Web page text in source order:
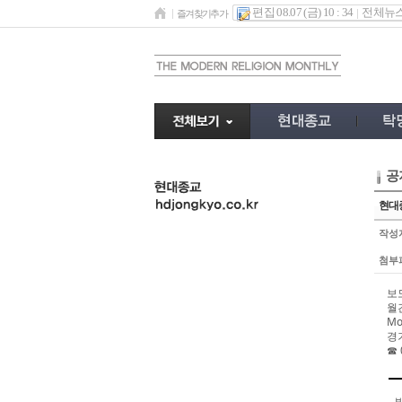
즐겨찾기추가 편집 08.07 (금) 10 : 34 전체뉴
공
현대
작성
첨부
보
월
경
☎